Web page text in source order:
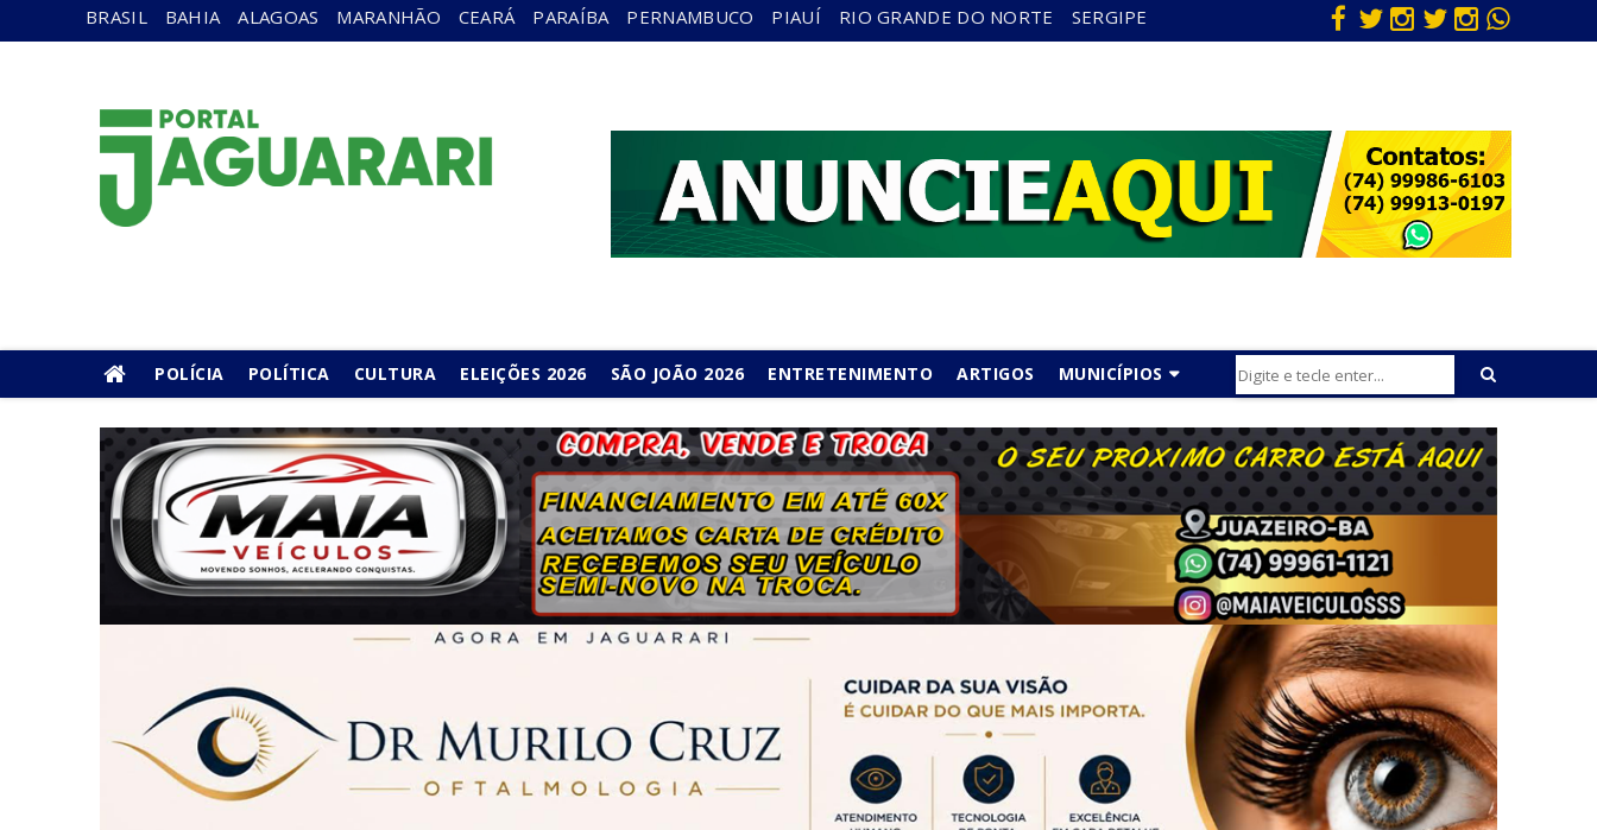
BRASIL BAHIA ALAGOAS MARANHÃO CEARÁ PARAÍBA PERNAMBUCO PIAUÍ RIO GRANDE DO NORTE SERGIPE
POLÍCIA POLÍTICA CULTURA ELEIÇÕES 2026 SÃO JOÃO 2026 ENTRETENIMENTO ARTIGOS MUNICÍPIOS